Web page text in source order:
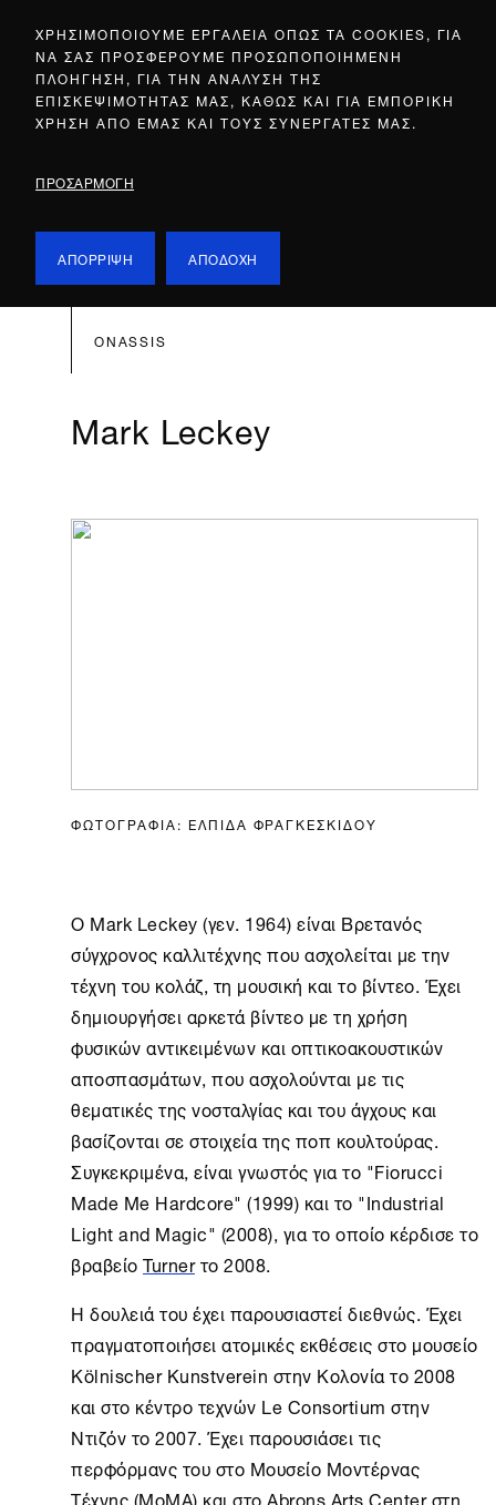
ΧΡΗΣΙΜΟΠΟΙΟΥΜΕ ΕΡΓΑΛΕΙΑ ΟΠΩΣ ΤΑ COOKIES, ΓΙΑ
ΝΑ ΣΑΣ ΠΡΟΣΦΕΡΟΥΜΕ ΠΡΟΣΩΠΟΠΟΙΗΜΕΝΗ
ΠΛΟΗΓΗΣΗ, ΓΙΑ ΤΗΝ ΑΝΑΛΥΣΗ ΤΗΣ
ΕΠΙΣΚΕΨΙΜΟΤΗΤΑΣ ΜΑΣ, ΚΑΘΩΣ ΚΑΙ ΓΙΑ ΕΜΠΟΡΙΚΗ
ΧΡΗΣΗ ΑΠΟ ΕΜΑΣ ΚΑΙ ΤΟΥΣ ΣΥΝΕΡΓΑΤΕΣ ΜΑΣ.
ΠΡΟΣΑΡΜΟΓΗ
ΑΠΟΡΡΙΨΗ ΑΠΟΔΟΧΗ
ONASSIS
Mark Leckey
ΦΩΤΟΓΡΑΦΙΑ: ΕΛΠΙΔΑ ΦΡΑΓΚΕΣΚΙΔΟΥ
Ο Mark Leckey (γεν. 1964) είναι Βρετανός
σύγχρονος καλλιτέχνης που ασχολείται με την
τέχνη του κολάζ, τη μουσική και το βίντεο. Έχει
δημιουργήσει αρκετά βίντεο με τη χρήση
φυσικών αντικειμένων και οπτικοακουστικών
αποσπασμάτων, που ασχολούνται με τις
θεματικές της νοσταλγίας και του άγχους και
βασίζονται σε στοιχεία της ποπ κουλτούρας.
Συγκεκριμένα, είναι γνωστός για το "Fiorucci
Made Me Hardcore" (1999) και το "Industrial
Light and Magic" (2008), για το οποίο κέρδισε το
βραβείοTurnerτο 2008.
Η δουλειά του έχει παρουσιαστεί διεθνώς. Έχει
πραγματοποιήσει ατομικές εκθέσεις στο μουσείο
Kölnischer Kunstverein στην Κολονία το 2008
και στο κέντρο τεχνών Le Consortium στην
Ντιζόν το 2007. Έχει παρουσιάσει τις
περφόρμανς του στο Μουσείο Μοντέρνας